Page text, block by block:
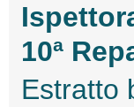
10ª
Estratto